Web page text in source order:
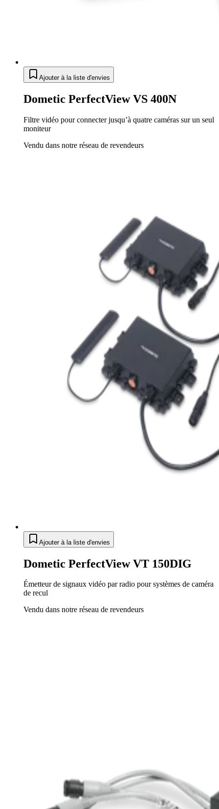
Ajouter à la liste d'envies
Dometic PerfectView VS 400N
Filtre vidéo pour connecter jusqu’à quatre caméras sur un seul
moniteur
Vendu dans notre réseau de revendeurs
Ajouter à la liste d'envies
Dometic PerfectView VT 150DIG
Émetteur de signaux vidéo par radio pour systèmes de caméra
de recul
Vendu dans notre réseau de revendeurs